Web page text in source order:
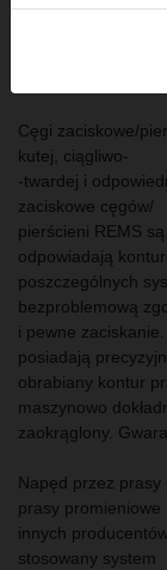
Sam wybierz
Cęgi zaciskowe/
kutej, ciągliwo-
-twardej i
zaciskowe cęgów/
pierścieni REMS
odpowiadają
poszczególnych
bezproblemową
i pewne
posiadają
obrabiany kontur
maszynowo
zaokrąglony.
Napęd przez prasy
prasy promieniowe
innych
stosowany system